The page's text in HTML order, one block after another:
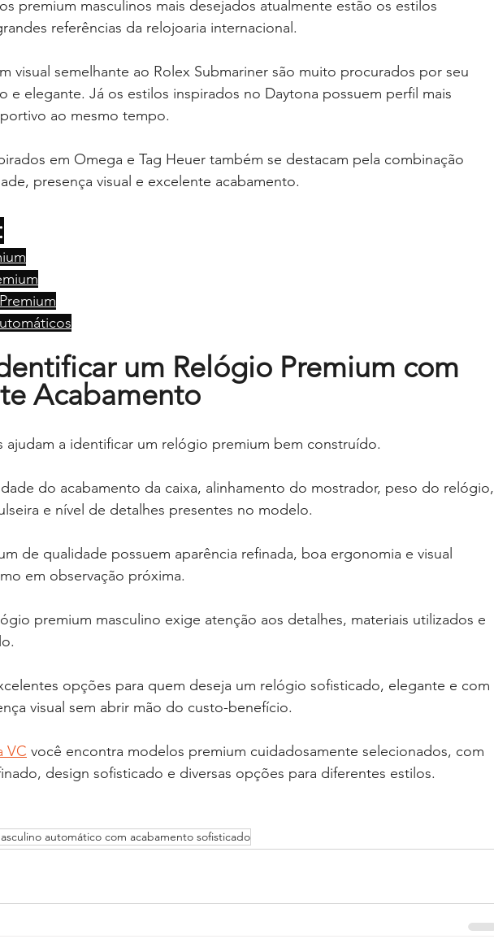
premium masculinos mais desejados atualmente estão os estilos
referências da relojoaria internacional.
visual semelhante ao Rolex Submariner são muito procurados por seu
e elegante. Já os estilos inspirados no Daytona possuem perfil mais
ao mesmo tempo.
em Omega e Tag Heuer também se destacam pela combinação
presença visual e excelente acabamento.
um Relógio Premium com
Acabamento
ajudam a identificar um relógio premium bem construído.
do acabamento da caixa, alinhamento do mostrador, peso do relógio,
e nível de detalhes presentes no modelo.
de qualidade possuem aparência refinada, boa ergonomia e visual
em observação próxima.
premium masculino exige atenção aos detalhes, materiais utilizados e
opções para quem deseja um relógio sofisticado, elegante e com
visual sem abrir mão do custo-benefício.
VC você encontra modelos premium cuidadosamente selecionados, com
design sofisticado e diversas opções para diferentes estilos.
automático com acabamento sofisticado